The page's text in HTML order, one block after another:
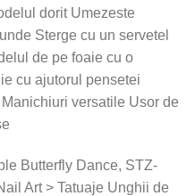
dorit Umezeste
Sterge cu un servetel
de pe foaie cu o
cu ajutorul pensetei
versatile Usor de
Butterfly Dance, STZ-
Art > Tatuaje Unghii de